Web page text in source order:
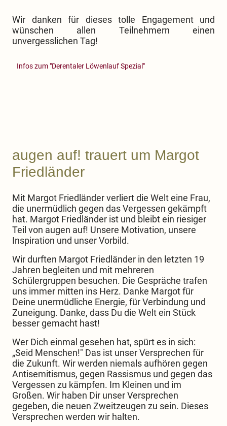
Wir danken für dieses tolle Engagement und
wünschen allen Teilnehmern einen
unvergesslichen Tag!
Infos zum "Derentaler Löwenlauf Spezial"
augen auf! trauert um Margot
Friedländer
Mit Margot Friedländer verliert die Welt eine Frau,
die unermüdlich gegen das Vergessen gekämpft
hat. Margot Friedländer ist und bleibt ein riesiger
Teil von augen auf! Unsere Motivation, unsere
Inspiration und unser Vorbild.
Wir durften Margot Friedländer in den letzten 19
Jahren begleiten und mit mehreren
Schülergruppen besuchen. Die Gespräche trafen
uns immer mitten ins Herz. Danke Margot für
Deine unermüdliche Energie, für Verbindung und
Zuneigung. Danke, dass Du die Welt ein Stück
besser gemacht hast!
Wer Dich einmal gesehen hat, spürt es in sich:
„Seid Menschen!" Das ist unser Versprechen für
die Zukunft. Wir werden niemals aufhören gegen
Antisemitismus, gegen Rassismus und gegen das
Vergessen zu kämpfen. Im Kleinen und im
Großen. Wir haben Dir unser Versprechen
gegeben, die neuen Zweitzeugen zu sein. Dieses
Versprechen werden wir halten.